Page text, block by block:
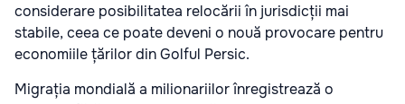
considerare posibilitatea relocării în jurisdicții mai
stabile, ceea ce poate deveni o nouă provocare pentru
economiile țărilor din Golful Persic.
Migrația mondială a milionariilor înregistrează o